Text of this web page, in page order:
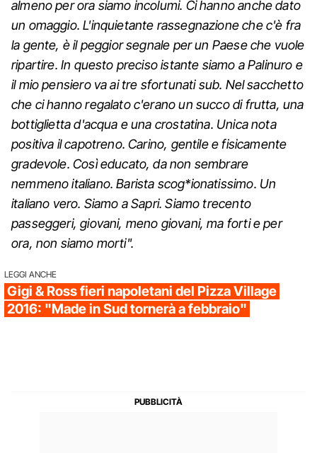
almeno per ora siamo incolumi. Ci hanno anche dato
un omaggio. L'inquietante rassegnazione che c'è fra
la gente, è il peggior segnale per un Paese che vuole
ripartire. In questo preciso istante siamo a Palinuro e
il mio pensiero va ai tre sfortunati sub. Nel sacchetto
che ci hanno regalato c'erano un succo di frutta, una
bottiglietta d'acqua e una crostatina. Unica nota
positiva il capotreno. Carino, gentile e fisicamente
gradevole. Così educato, da non sembrare
nemmeno italiano. Barista scog*ionatissimo. Un
italiano vero. Siamo a Sapri. Siamo trecento
passeggeri, giovani, meno giovani, ma forti e per
ora, non siamo morti".
LEGGI ANCHE
Gigi & Ross fieri napoletani del Pizza Village
2016: "Made in Sud tornerà a febbraio"